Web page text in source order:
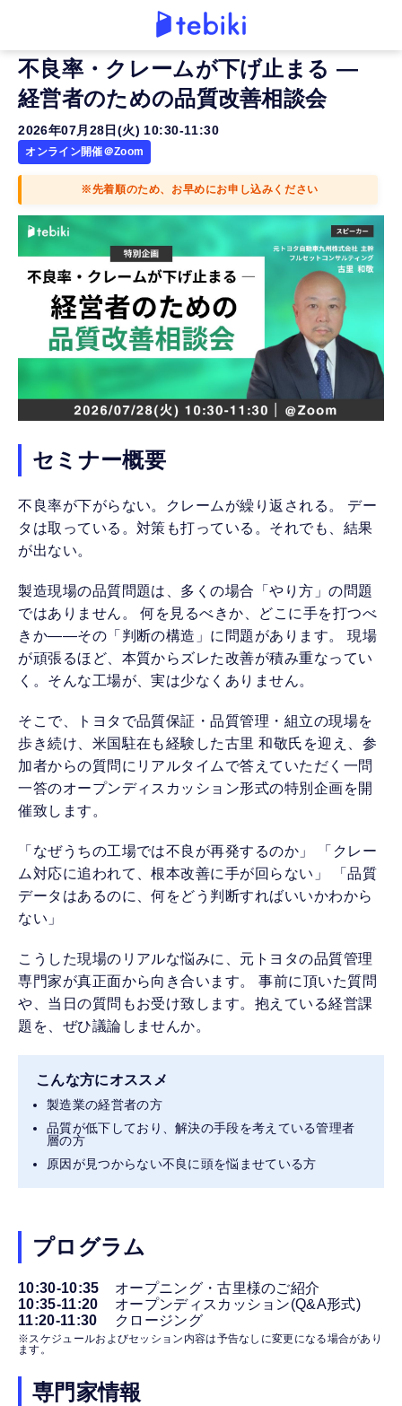
不良率・クレームが下げ止まる ―
経営者のための品質改善相談会
2026年07月28日(火) 10:30-11:30
オンライン開催＠Zoom
※先着順のため、お早めにお申し込みください
セミナー概要
不良率が下がらない。クレームが繰り返される。 デー
タは取っている。対策も打っている。それでも、結果
が出ない。
製造現場の品質問題は、多くの場合「やり方」の問題
ではありません。 何を見るべきか、どこに手を打つべ
きか——その「判断の構造」に問題があります。 現場
が頑張るほど、本質からズレた改善が積み重なってい
く。そんな工場が、実は少なくありません。
そこで、トヨタで品質保証・品質管理・組立の現場を
歩き続け、米国駐在も経験した古里 和敬氏を迎え、参
加者からの質問にリアルタイムで答えていただく一問
一答のオープンディスカッション形式の特別企画を開
催致します。
「なぜうちの工場では不良が再発するのか」 「クレー
ム対応に追われて、根本改善に手が回らない」 「品質
データはあるのに、何をどう判断すればいいかわから
ない」
こうした現場のリアルな悩みに、元トヨタの品質管理
専門家が真正面から向き合います。 事前に頂いた質問
や、当日の質問もお受け致します。抱えている経営課
題を、ぜひ議論しませんか。
こんな方にオススメ
製造業の経営者の方
品質が低下しており、解決の手段を考えている管理者
層の方
原因が見つからない不良に頭を悩ませている方
プログラム
10:30-10:35
オープニング・古里様のご紹介
10:35-11:20
オープンディスカッション(Q&A形式)
11:20-11:30
クロージング
※スケジュールおよびセッション内容は予告なしに変更になる場合があり
ます。
専門家情報